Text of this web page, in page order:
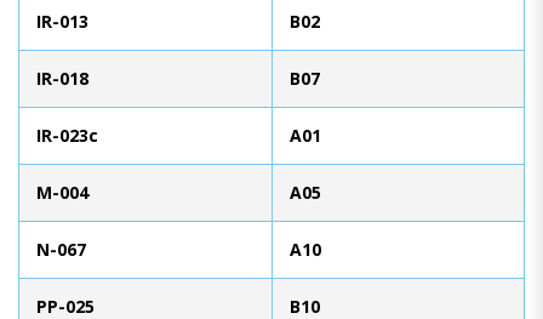
IR-013 B02
IR-018 B07
IR-023c A01
M-004 A05
N-067 A10
PP-025 B10